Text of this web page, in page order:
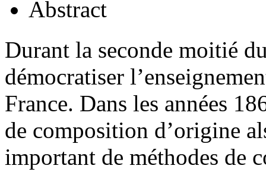
Abstract
Durant la seconde moitié
démocratiser
France. Dans les années
de composition d’origine
important de méthodes de